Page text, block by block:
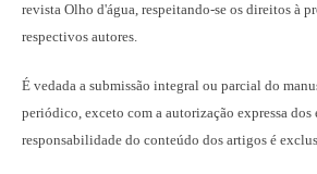
revista Olho d'água, respeitando-se os direitos à
respectivos autores.
É vedada a submissão integral ou parcial do
periódico, exceto com a autorização expressa dos
responsabilidade do conteúdo dos artigos é